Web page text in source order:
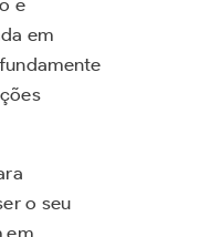
em
o seu
em